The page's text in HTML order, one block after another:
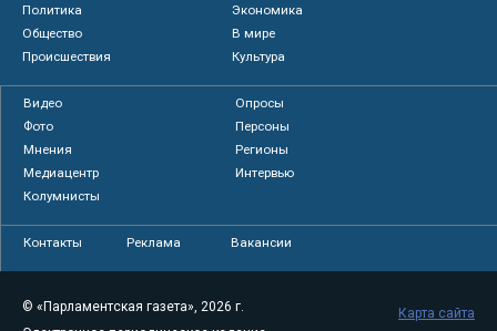
Политика
Экономика
Общество
В мире
Происшествия
Культура
Видео
Опросы
Фото
Персоны
Мнения
Регионы
Медиацентр
Интервью
Колумнисты
Контакты Реклама Вакансии
© «Парламентская газета», 2026 г.
Карта сайта